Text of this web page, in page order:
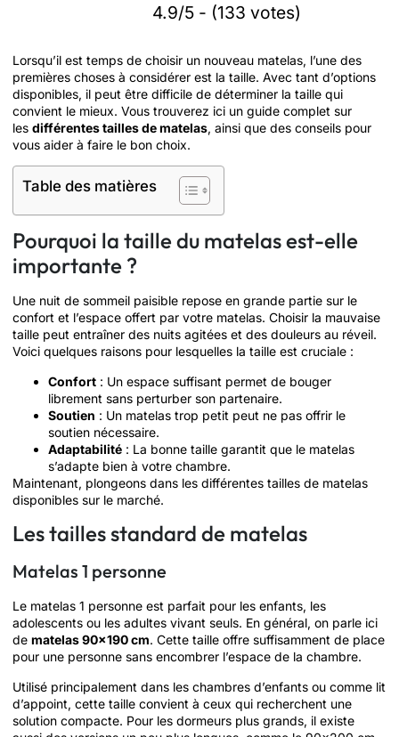
4.9/5 - (133 votes)
Lorsqu’il est temps de choisir un nouveau matelas, l’une des
premières choses à considérer est la taille. Avec tant d’options
disponibles, il peut être difficile de déterminer la taille qui
convient le mieux. Vous trouverez ici un guide complet sur
les différentes tailles de matelas, ainsi que des conseils pour
vous aider à faire le bon choix.
Table des matières
Pourquoi la taille du matelas est-elle
importante ?
Une nuit de sommeil paisible repose en grande partie sur le
confort et l’espace offert par votre matelas. Choisir la mauvaise
taille peut entraîner des nuits agitées et des douleurs au réveil.
Voici quelques raisons pour lesquelles la taille est cruciale :
Confort : Un espace suffisant permet de bouger
librement sans perturber son partenaire.
Soutien : Un matelas trop petit peut ne pas offrir le
soutien nécessaire.
Adaptabilité : La bonne taille garantit que le matelas
s’adapte bien à votre chambre.
Maintenant, plongeons dans les différentes tailles de matelas
disponibles sur le marché.
Les tailles standard de matelas
Matelas 1 personne
Le matelas 1 personne est parfait pour les enfants, les
adolescents ou les adultes vivant seuls. En général, on parle ici
de matelas 90×190 cm. Cette taille offre suffisamment de place
pour une personne sans encombrer l’espace de la chambre.
Utilisé principalement dans les chambres d’enfants ou comme lit
d’appoint, cette taille convient à ceux qui recherchent une
solution compacte. Pour les dormeurs plus grands, il existe